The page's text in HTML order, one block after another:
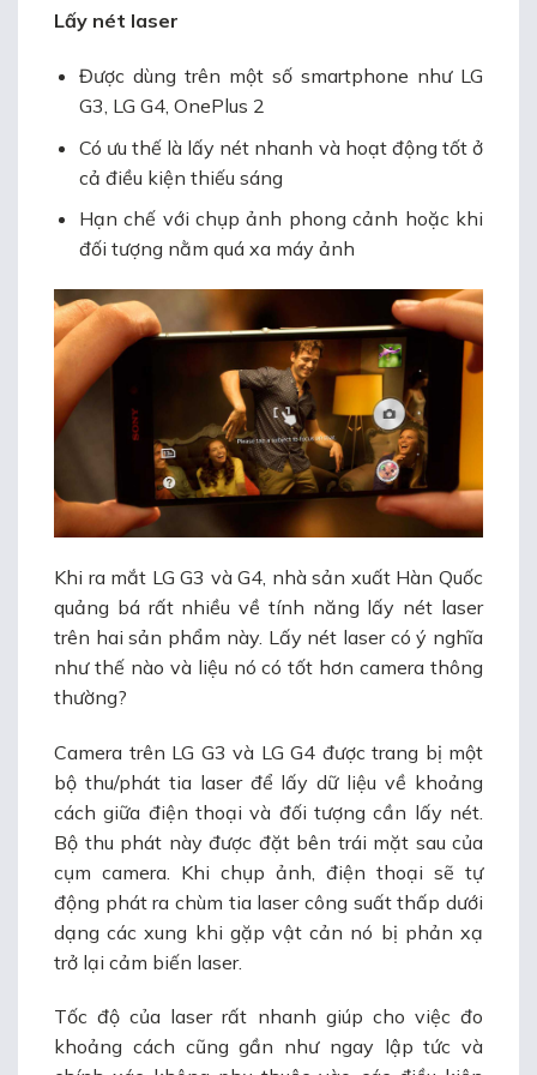
Lấy nét laser
Được dùng trên một số smartphone như LG
G3, LG G4, OnePlus 2
Có ưu thế là lấy nét nhanh và hoạt động tốt ở
cả điều kiện thiếu sáng
Hạn chế với chụp ảnh phong cảnh hoặc khi
đối tượng nằm quá xa máy ảnh
Khi ra mắt LG G3 và G4, nhà sản xuất Hàn Quốc
quảng bá rất nhiều về tính năng lấy nét laser
trên hai sản phẩm này. Lấy nét laser có ý nghĩa
như thế nào và liệu nó có tốt hơn camera thông
thường?
Camera trên LG G3 và LG G4 được trang bị một
bộ thu/phát tia laser để lấy dữ liệu về khoảng
cách giữa điện thoại và đối tượng cần lấy nét.
Bộ thu phát này được đặt bên trái mặt sau của
cụm camera. Khi chụp ảnh, điện thoại sẽ tự
động phát ra chùm tia laser công suất thấp dưới
dạng các xung khi gặp vật cản nó bị phản xạ
trở lại cảm biến laser.
Tốc độ của laser rất nhanh giúp cho việc đo
khoảng cách cũng gần như ngay lập tức và